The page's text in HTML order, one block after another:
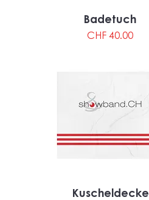
Badetuch
Preis
CHF 40.00
Kuscheldecke